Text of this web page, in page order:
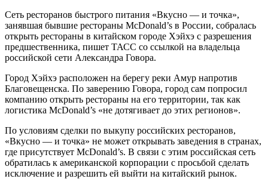
Сеть ресторанов быстрого питания «Вкусно — и точка»,
занявшая бывшие рестораны McDonald’s в России, собралась
открыть рестораны в китайском городе Хэйхэ с разрешения
предшественника, пишет ТАСС со ссылкой на владельца
российской сети Александра Говора.
Город Хэйхэ расположен на берегу реки Амур напротив
Благовещенска. По заверению Говора, город сам попросил
компанию открыть рестораны на его территории, так как
логистика McDonald’s «не дотягивает до этих регионов».
По условиям сделки по выкупу российских ресторанов,
«Вкусно — и точка» не может открывать заведения в странах,
где присутствует McDonald’s. В связи с этим российская сеть
обратилась к американской корпорации с просьбой сделать
исключение и разрешить ей выйти на китайский рынок.